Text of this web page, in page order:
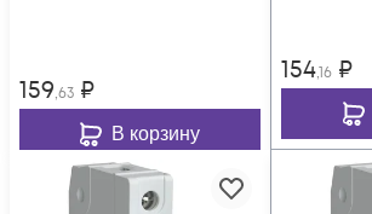
159,63 ₽
В корзину
154,16 ₽